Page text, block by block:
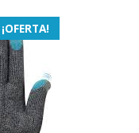
¡OFERTA!